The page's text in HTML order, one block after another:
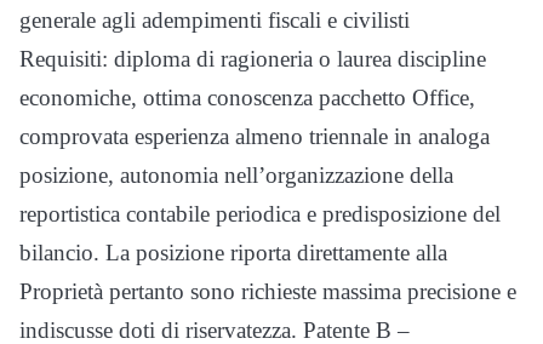
generale agli adempimenti fiscali e civilisti
Requisiti: diploma di ragioneria o laurea discipline
economiche, ottima conoscenza pacchetto Office,
comprovata esperienza almeno triennale in analoga
posizione, autonomia nell’organizzazione della
reportistica contabile periodica e predisposizione del
bilancio. La posizione riporta direttamente alla
Proprietà pertanto sono richieste massima precisione e
indiscusse doti di riservatezza. Patente B –